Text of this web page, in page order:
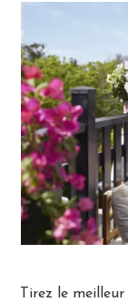
Tirez le